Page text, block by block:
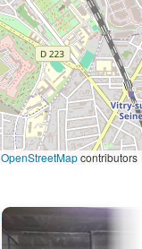
OpenStreetMapcontributors